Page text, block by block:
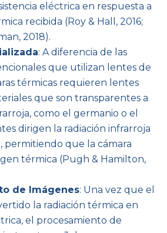
eléctrica en respuesta a
recibida (Roy & Hall, 2016;
2018).
: A diferencia de las
que utilizan lentes de
térmicas requieren lentes
que son transparentes a
como el germanio o el
dirigen la radiación infrarroja
permitiendo que la cámara
térmica (Pugh & Hamilton,
de Imágenes: Una vez que el
la radiación térmica en
el procesamiento de